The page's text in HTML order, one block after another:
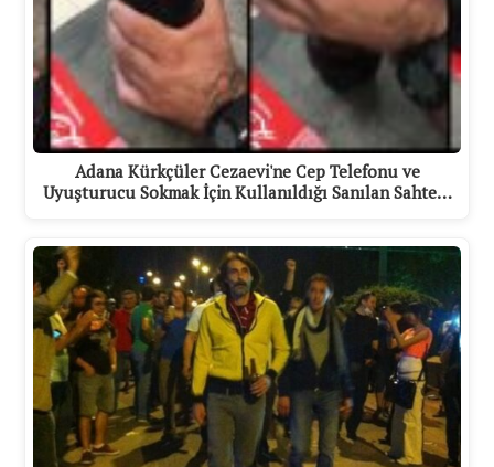
Adana Kürkçüler Cezaevi'ne Cep Telefonu ve
Uyuşturucu Sokmak İçin Kullanıldığı Sanılan Sahte…